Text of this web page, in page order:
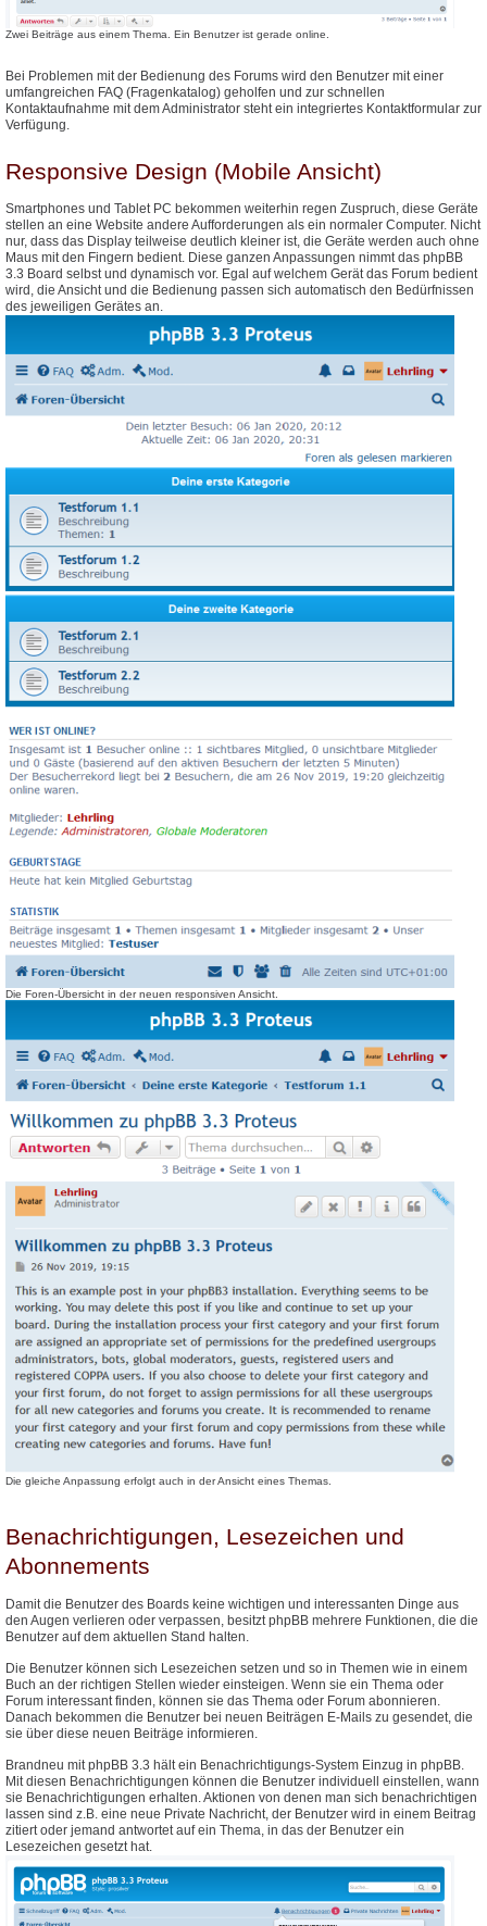
Zwei Beiträge aus einem Thema. Ein Benutzer ist gerade online.
Bei Problemen mit der Bedienung des Forums wird den Benutzer mit einer
umfangreichen FAQ (Fragenkatalog) geholfen und zur schnellen
Kontaktaufnahme mit dem Administrator steht ein integriertes Kontaktformular zur
Verfügung.
Responsive Design (Mobile Ansicht)
Smartphones und Tablet PC bekommen weiterhin regen Zuspruch, diese Geräte
stellen an eine Website andere Aufforderungen als ein normaler Computer. Nicht
nur, dass das Display teilweise deutlich kleiner ist, die Geräte werden auch ohne
Maus mit den Fingern bedient. Diese ganzen Anpassungen nimmt das phpBB
3.3 Board selbst und dynamisch vor. Egal auf welchem Gerät das Forum bedient
wird, die Ansicht und die Bedienung passen sich automatisch den Bedürfnissen
des jeweiligen Gerätes an.
Die Foren-Übersicht in der neuen responsiven Ansicht.
Die gleiche Anpassung erfolgt auch in der Ansicht eines Themas.
Benachrichtigungen, Lesezeichen und
Abonnements
Damit die Benutzer des Boards keine wichtigen und interessanten Dinge aus
den Augen verlieren oder verpassen, besitzt phpBB mehrere Funktionen, die die
Benutzer auf dem aktuellen Stand halten.
Die Benutzer können sich Lesezeichen setzen und so in Themen wie in einem
Buch an der richtigen Stellen wieder einsteigen. Wenn sie ein Thema oder
Forum interessant finden, können sie das Thema oder Forum abonnieren.
Danach bekommen die Benutzer bei neuen Beiträgen E-Mails zu gesendet, die
sie über diese neuen Beiträge informieren.
Brandneu mit phpBB 3.3 hält ein Benachrichtigungs-System Einzug in phpBB.
Mit diesen Benachrichtigungen können die Benutzer individuell einstellen, wann
sie Benachrichtigungen erhalten. Aktionen von denen man sich benachrichtigen
lassen sind z.B. eine neue Private Nachricht, der Benutzer wird in einem Beitrag
zitiert oder jemand antwortet auf ein Thema, in das der Benutzer ein
Lesezeichen gesetzt hat.